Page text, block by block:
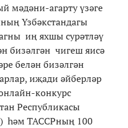
мәдәни-агарту үзәге
Үзбәкстандагы
иң яхшы сурәтләү
бизәлгән чигеш яисә
белән бизәлгән
иҗади әйберләр
конкурс
Республикасы
һәм ТАССРның 100